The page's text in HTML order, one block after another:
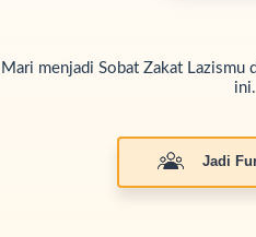
Mari menjadi Sobat Zakat Lazismu
ini.
Jadi